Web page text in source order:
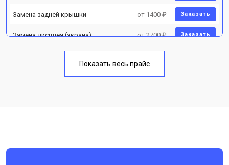
Замена задней крышки от 1400 ₽ Заказать
Замена дисплея (экрана) от 2700 ₽ Заказать
Замена кнопки включения от 1750 ₽
Показать весь прайс